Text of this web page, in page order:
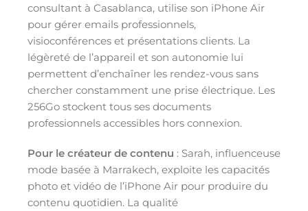
consultant à Casablanca, utilise son iPhone Air
pour gérer emails professionnels,
visioconférences et présentations clients. La
légèreté de l’appareil et son autonomie lui
permettent d’enchaîner les rendez-vous sans
chercher constamment une prise électrique. Les
256Go stockent tous ses documents
professionnels accessibles hors connexion.
Pour le créateur de contenu : Sarah, influenceuse
mode basée à Marrakech, exploite les capacités
photo et vidéo de l’iPhone Air pour produire du
contenu quotidien. La qualité